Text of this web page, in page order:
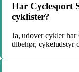
Har Cyclesport
cyklister?
Ja, udover cykler
tilbehør, cykeludstyr